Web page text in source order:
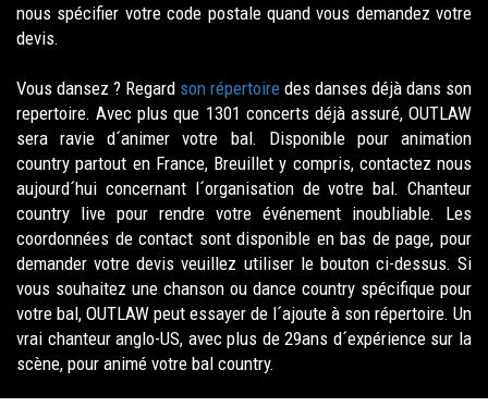
nous spécifier votre code postale quand vous demandez votre
devis.
Vous dansez ? Regard son répertoire des danses déjà dans son
repertoire. Avec plus que 1301 concerts déjà assuré, OUTLAW
sera ravie d´animer votre bal. Disponible pour animation
country partout en France, Breuillet y compris, contactez nous
aujourd´hui concernant l´organisation de votre bal. Chanteur
country live pour rendre votre événement inoubliable. Les
coordonnées de contact sont disponible en bas de page, pour
demander votre devis veuillez utiliser le bouton ci-dessus. Si
vous souhaitez une chanson ou dance country spécifique pour
votre bal, OUTLAW peut essayer de l´ajoute à son répertoire. Un
vrai chanteur anglo-US, avec plus de 29ans d´expérience sur la
scène, pour animé votre bal country.